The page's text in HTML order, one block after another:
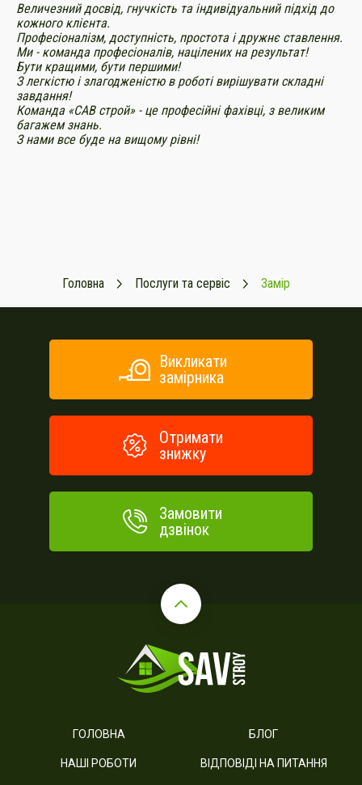
Величезний досвід, гнучкість та індивідуальний підхід до
кожного клієнта.
Професіоналізм, доступність, простота і дружнє ставлення.
Ми - команда професіоналів, націлених на результат!
Бути кращими, бути першими!
З легкістю і злагодженістю в роботі вирішувати складні
завдання!
Команда «САВ строй» - це професійні фахівці, з великим
багажем знань.
З нами все буде на вищому рівні!
Головна Послуги та сервіс Замір
Викликати
замірника
Отримати
знижку
Замовити
дзвінок
ГОЛОВНА
НАШІ РОБОТИ
БЛОГ
ВІДПОВІДІ НА ПИТАННЯ